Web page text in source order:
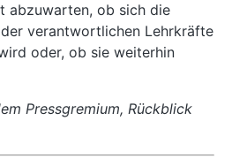
abzuwarten, ob sich die
verantwortlichen Lehrkräfte
oder, ob sie weiterhin
Pressgremium, Rückblick